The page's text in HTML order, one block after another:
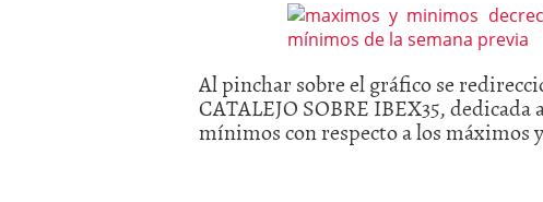
Al pinchar sobre el gráfico se
CATALEJO SOBRE IBEX35,
mínimos con respecto a los máximos